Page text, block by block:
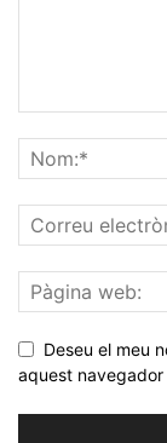
Deseu el meu
aquest